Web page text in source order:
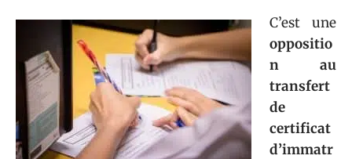
C’est une
oppositio
n au
transfert
de
certificat
d’immatr